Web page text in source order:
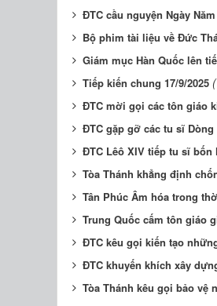
ĐTC cầu nguyện Ngày
Bộ phim tài liệu về Đức
Giám mục Hàn Quốc lên
Tiếp kiến chung 17/9/2025
ĐTC mời gọi các tôn giáo
ĐTC gặp gỡ các tu sĩ
ĐTC Lêô XIV tiếp tu sĩ bốn
Tòa Thánh khẳng định
Tân Phúc Âm hóa trong
Trung Quốc cấm tôn giáo
ĐTC kêu gọi kiến tạo
ĐTC khuyến khích xây
Tòa Thánh kêu gọi bảo vệ